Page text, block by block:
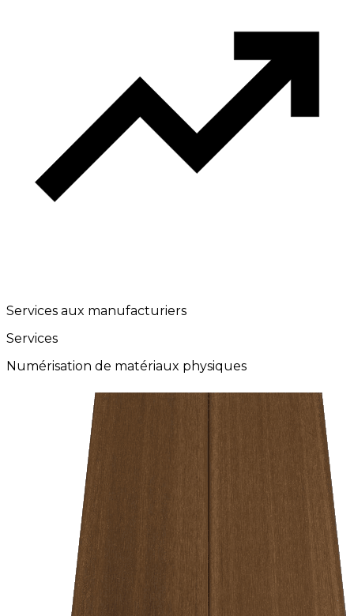
Services aux manufacturiers
Services
Numérisation de matériaux physiques